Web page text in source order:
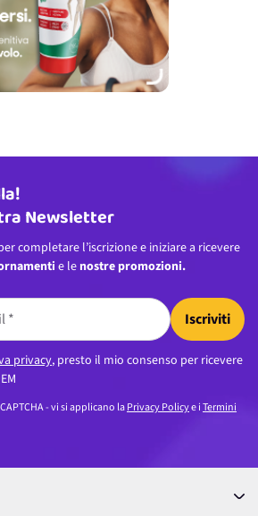
Newsletter
completare l’iscrizione e iniziare a ricevere
e le nostre promozioni.
Iscriviti
privacy, presto il mio consenso per ricevere
- vi si applicano laPrivacy Policye iTermini